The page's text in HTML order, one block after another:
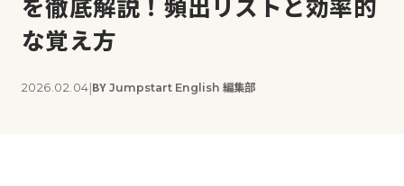
な覚え方
2026.02.04|BY Jumpstart English 編集部